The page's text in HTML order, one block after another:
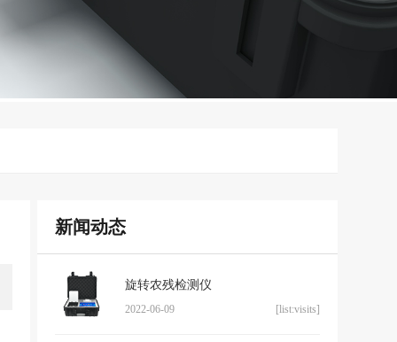
新闻动态
旋转农残检测仪
2022-06-09 [list:visits]